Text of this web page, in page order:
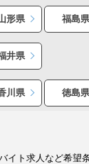
形県 福島県
井県
川県 徳島県
ト求人など希望